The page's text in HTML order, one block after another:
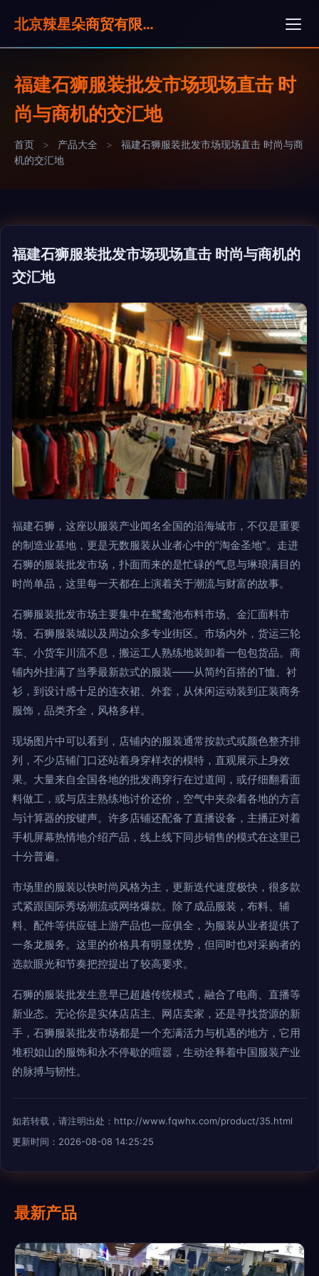
北京辣星朵商贸有限公司
福建石狮服装批发市场现场直击 时
尚与商机的交汇地
首页 > 产品大全 >
福建石狮服装批发市场现场直击 时尚与商
机的交汇地
福建石狮服装批发市场现场直击 时尚与商机的
交汇地
福建石狮，这座以服装产业闻名全国的沿海城市，不仅是重要
的制造业基地，更是无数服装从业者心中的“淘金圣地”。走进
石狮的服装批发市场，扑面而来的是忙碌的气息与琳琅满目的
时尚单品，这里每一天都在上演着关于潮流与财富的故事。
石狮服装批发市场主要集中在鸳鸯池布料市场、金汇面料市
场、石狮服装城以及周边众多专业街区。市场内外，货运三轮
车、小货车川流不息，搬运工人熟练地装卸着一包包货品。商
铺内外挂满了当季最新款式的服装——从简约百搭的T恤、衬
衫，到设计感十足的连衣裙、外套，从休闲运动装到正装商务
服饰，品类齐全，风格多样。
现场图片中可以看到，店铺内的服装通常按款式或颜色整齐排
列，不少店铺门口还站着身穿样衣的模特，直观展示上身效
果。大量来自全国各地的批发商穿行在过道间，或仔细翻看面
料做工，或与店主熟练地讨价还价，空气中夹杂着各地的方言
与计算器的按键声。许多店铺还配备了直播设备，主播正对着
手机屏幕热情地介绍产品，线上线下同步销售的模式在这里已
十分普遍。
市场里的服装以快时尚风格为主，更新迭代速度极快，很多款
式紧跟国际秀场潮流或网络爆款。除了成品服装，布料、辅
料、配件等供应链上游产品也一应俱全，为服装从业者提供了
一条龙服务。这里的价格具有明显优势，但同时也对采购者的
选款眼光和节奏把控提出了较高要求。
石狮的服装批发生意早已超越传统模式，融合了电商、直播等
新业态。无论你是实体店店主、网店卖家，还是寻找货源的新
手，石狮服装批发市场都是一个充满活力与机遇的地方，它用
堆积如山的服饰和永不停歇的喧嚣，生动诠释着中国服装产业
的脉搏与韧性。
如若转载，请注明出处：http://www.fqwhx.com/product/35.html
更新时间：2026-08-08 14:25:25
最新产品